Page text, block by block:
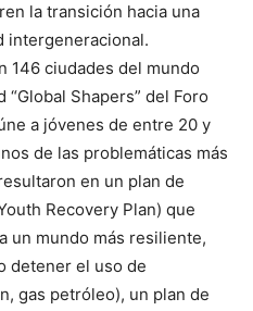
la transición hacia una
intergeneracional.
146 ciudades del mundo
Shapers” del Foro
a jóvenes de entre 20 y
de las problemáticas más
en un plan de
Recovery Plan) que
un mundo más resiliente,
detener el uso de
gas petróleo), un plan de